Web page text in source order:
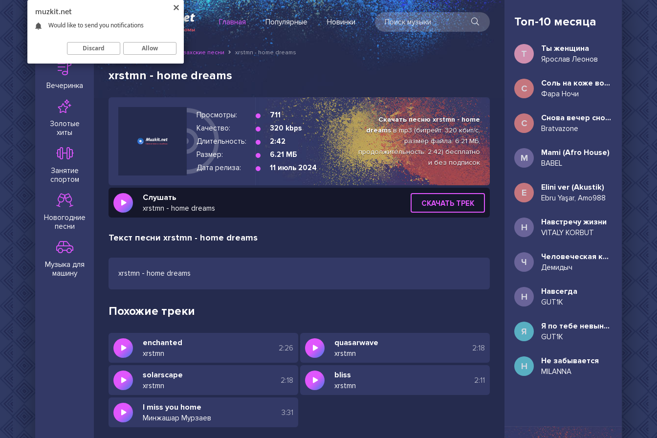
Главная Популярные
Новинки
Вечеринка
Золотые
хиты
Занятие
спортом
Новогодние
песни
Музыка для
машину
Muzkit.net Русские и казахские песни xrstmn - home dreams
xrstmn - home dreams
Просмотры:
711
Качество:
320 kbps
Длительность:
2:42
Размер:
6.21 МБ
Дата релиза:
11 июль 2024
Скачать песню xrstmn - home
dreamsв mp3 (битрейт: 320 кбит/с,
размер файла: 6.21 МБ,
продолжительность: 2:42) бесплатно
и без подписок
Слушать
xrstmn - home dreams
СКАЧАТЬ ТРЕК
Текст песни xrstmn - home dreams
xrstmn - home dreams
Похожие треки
enchanted
xrstmn
2:26
quasarwave
xrstmn
2:18
solarscape
xrstmn
2:18
bliss
xrstmn
2:11
I miss you home
Минжашар Мурзаев
3:31
Топ-10 месяца
Т Ты женщина
Ярослав Леонов
С Соль на коже волосы в пучок
Фара Ночи
С Снова вечер снова дождь может всё таки придёшь
Bratvazone
M Mami (Afro House)
BABEL
E Elini ver (Akustik)
Ebru Yaşar, Amo988
Н Навстречу жизни
VITALY KORBUT
Ч Человеческая комедия
Демидыч
Н Навсегда
GUT1K
Я Я по тебе невыносимо скучаю
GUT1K
Н Не забывается
MILANNA
muzkit.net
Would like to send you notifications
Discard Allow